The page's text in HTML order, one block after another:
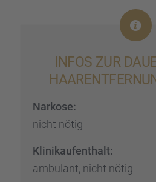
INFOS ZUR
Narkose:
nicht nötig
Klinik­auf­ent­halt:
ambulant, nicht nötig